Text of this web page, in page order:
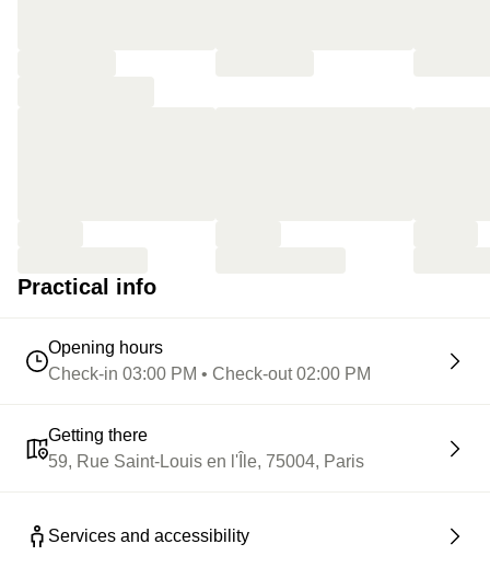
Practical info
Opening hours
Check-in 03:00 PM • Check-out 02:00 PM
Getting there
59, Rue Saint-Louis en l'Île, 75004, Paris
Services and accessibility